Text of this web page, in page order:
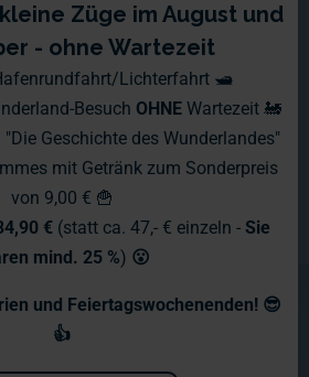
Züge im August und
- ohne Wartezeit
Lichterfahrt 🛥️
Besuch OHNE Wartezeit 🚂
Geschichte des Wunderlandes"
mit Getränk zum Sonderpreis
von 9,00 € 🍟
€ (statt ca. 47,- € einzeln - Sie
mind. 25 %) 😮
und Feiertagswochenenden! 😎
👍